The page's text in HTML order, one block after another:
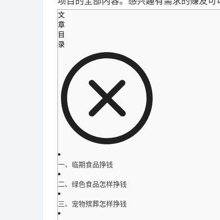
文
章
目
录
一、临期食品挣钱
二、绿色食品怎样挣钱
三、宠物殡葬怎样挣钱